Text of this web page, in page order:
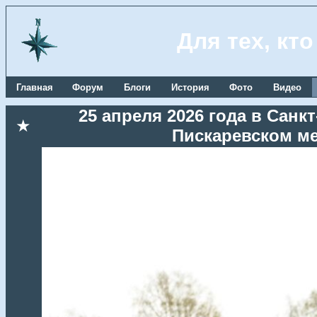
Для тех,
Главная Форум Блоги История Фото Видео
★
25 апреля 2026 года в
Пискаревском